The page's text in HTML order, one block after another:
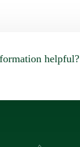
helpful?